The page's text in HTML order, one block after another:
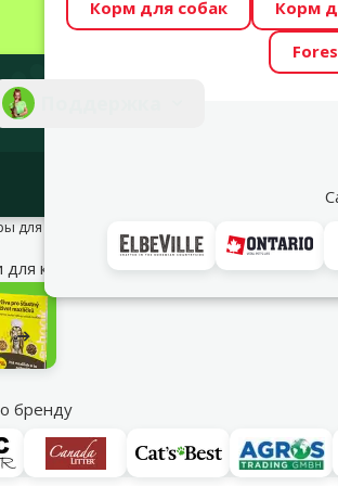
Весь месяц Dino
Фотоконкурс
Корм для собак Корм
для кошек
кошачьего туалета
бренду